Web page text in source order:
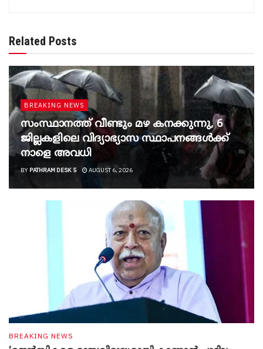
Related Posts
BREAKING NEWS
സംസ്ഥാനത്ത് വീണ്ടും മഴ കനക്കുന്നു, 6
ജില്ലകളിലെ വിദ്യാഭ്യാസ സ്ഥാപനങ്ങൾക്ക്
നാളെ അവധി
BY PATHRAM DESK 5 AUGUST 6, 2026
BREAKING NEWS